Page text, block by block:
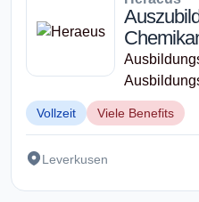
Vollzeit Viele Benefits
Leverkusen